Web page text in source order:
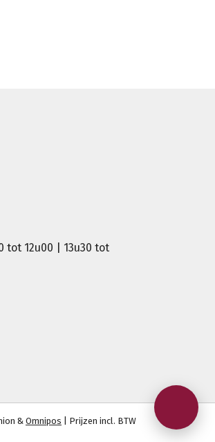
tot 12u00 | 13u30 tot
&Omnipos | Prijzen incl. BTW